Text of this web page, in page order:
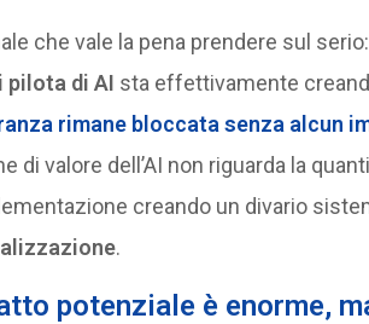
che vale la pena prendere sul
pilota di AI sta effettivamente
rimane bloccata senza alcun
di valore dell’AI non riguarda la
creando un divario
.
potenziale è enorme,